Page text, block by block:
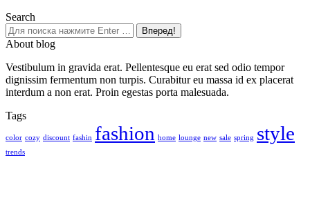
Search
Поиск:
About blog
Vestibulum in gravida erat. Pellentesque eu erat sed odio tempor
dignissim fermentum non turpis. Curabitur eu massa id ex placerat
interdum a non erat. Proin egestas porta malesuada.
Tags
color cozy discount fashin fashion home lounge new sale spring style
trends